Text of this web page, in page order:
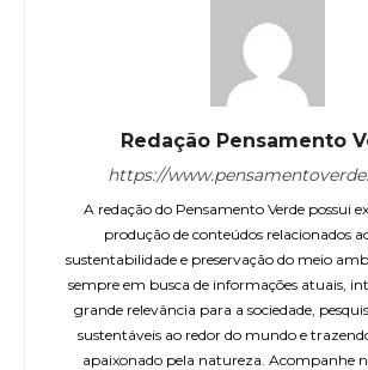
Redação Pensamento
https://
A redação do Pensamento Verde possui
produção de conteúdos relacionados
sustentabilidade e preservação do meio
sempre em busca de informações atuais,
grande relevância para a sociedade,
sustentáveis ao redor do mundo e
apaixonado pela natureza. Acompanhe